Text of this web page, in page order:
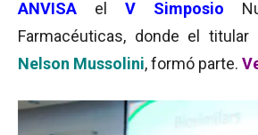
ANVISA el V Simposio
Farmacéuticas, donde el titular
Nelson Mussolini, formó parte.